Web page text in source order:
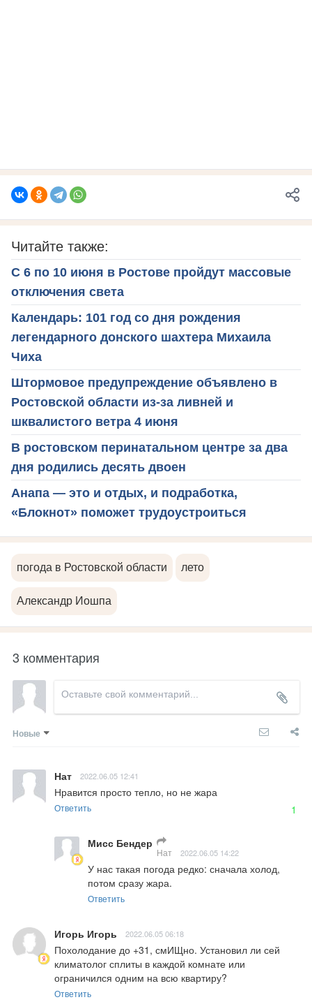
Читайте также:
С 6 по 10 июня в Ростове пройдут массовые
отключения света
Календарь: 101 год со дня рождения
легендарного донского шахтера Михаила
Чиха
Штормовое предупреждение объявлено в
Ростовской области из-за ливней и
шквалистого ветра 4 июня
В ростовском перинатальном центре за два
дня родились десять двоен
Анапа — это и отдых, и подработка,
«Блокнот» поможет трудоустроиться
погода в Ростовской области лето
Александр Иошпа
3 комментария
Новые
Нат 2022.06.05 12:41
Нравится просто тепло, но не жара
Ответить 1
Мисс Бендер
Нат 2022.06.05 14:22
У нас такая погода редко: сначала холод,
потом сразу жара.
Ответить
Игорь Игорь 2022.06.05 06:18
Похолодание до +31, смИЩно. Установил ли сей
климатолог сплиты в каждой комнате или
ограничился одним на всю квартиру?
Ответить